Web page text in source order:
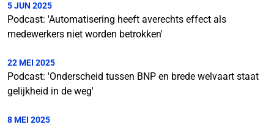
5 JUN 2025
Podcast: 'Automatisering heeft averechts effect als
medewerkers niet worden betrokken'
22 MEI 2025
Podcast: 'Onderscheid tussen BNP en brede welvaart staat
gelijkheid in de weg'
8 MEI 2025